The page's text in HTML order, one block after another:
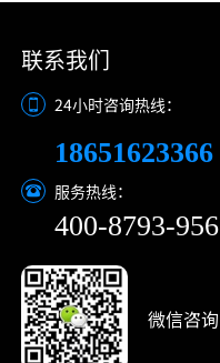
联系我们
24小时咨询热线：
18651623366
服务热线：
400-8793-956
微信咨询